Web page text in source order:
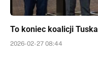
To koniec koalicji Tuska
2026-02-27 08:44